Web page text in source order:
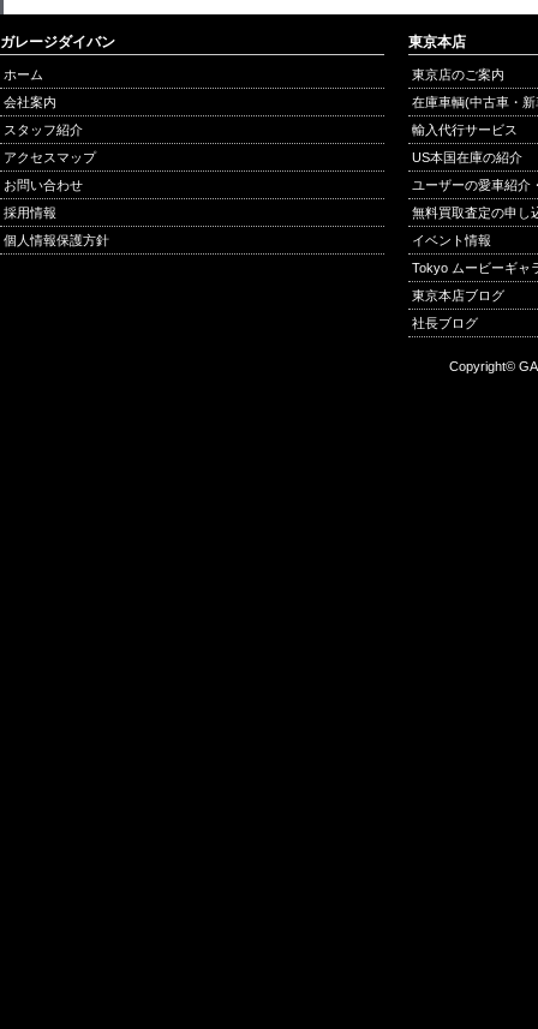
ガレージダイバン
ホーム
会社案内
スタッフ紹介
アクセスマップ
お問い合わせ
採用情報
個人情報保護方針
東京本店
東京店のご案内
在庫車輌(中古車・
輸入代行サービス
US本国在庫の紹介
ユーザーの愛車紹介
無料買取査定の申し
イベント情報
Tokyo ムービーギャ
東京本店ブログ
社長ブログ
Copyright©